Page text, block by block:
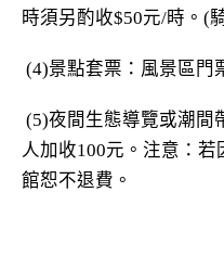
時須另酌收$50元/時。(
(4)景點套票：風景區門
(5)夜間生態導覽或潮間
人加收100元。 注意：若
館恕不退費。